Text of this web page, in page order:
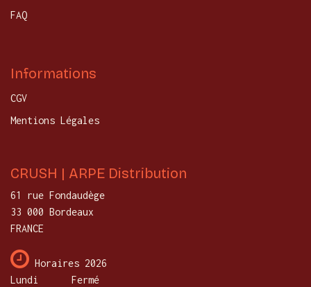
FAQ
Informations
CGV
Mentions Légales
CRUSH | ARPE Distribution
61 rue Fondaudège
33 000 Bordeaux
FRANCE
Horaires 2026
Lundi
​Fermé